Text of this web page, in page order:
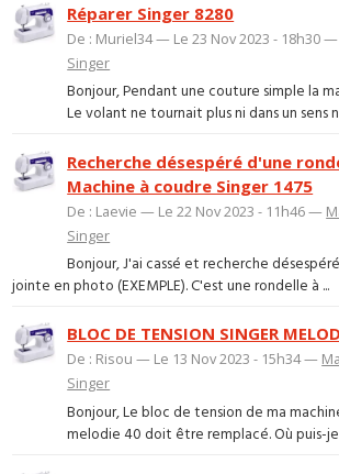
Réparer Singer 8280
De : Muriel34 — Le 23 Nov 2023 - 18h30 —
Singer
Bonjour, Pendant une couture simple la
Le volant ne tournait plus ni dans un sens
Recherche désespéré d'une
Machine à coudre Singer 1475
De : Laevie — Le 22 Nov 2023 - 11h46 —
Singer
Bonjour, J'ai cassé et recherche
jointe en photo (EXEMPLE). C'est une rondelle à ...
BLOC DE TENSION SINGER
De : Risou — Le 13 Nov 2023 - 15h34 —
Singer
Bonjour, Le bloc de tension de ma
melodie 40 doit être remplacé. Où puis-